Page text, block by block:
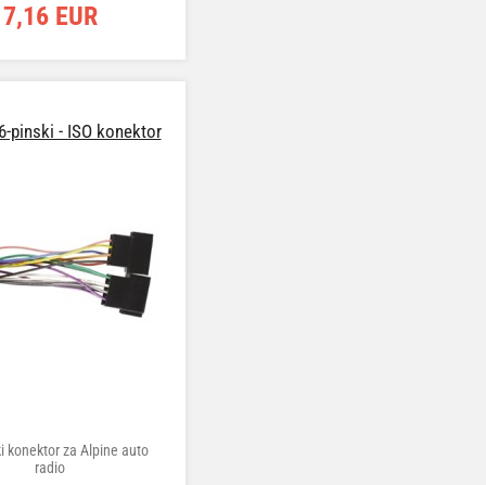
7,16 EUR
pinski - ISO konektor
konektor za Alpine auto
radio